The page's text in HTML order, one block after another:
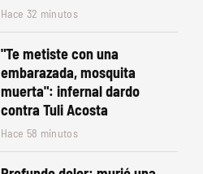
Hace 32 minutos
"Te metiste con una
embarazada, mosquita
muerta": infernal dardo
contra Tuli Acosta
Hace 58 minutos